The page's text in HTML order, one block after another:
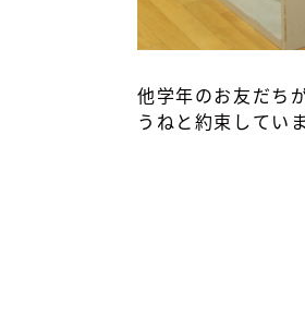
他学年のお友だち
うねと約束してい